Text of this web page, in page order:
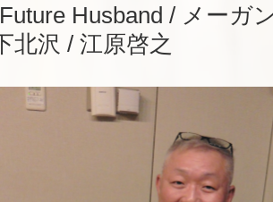
Husband / メーガ
沢 / 江原啓之